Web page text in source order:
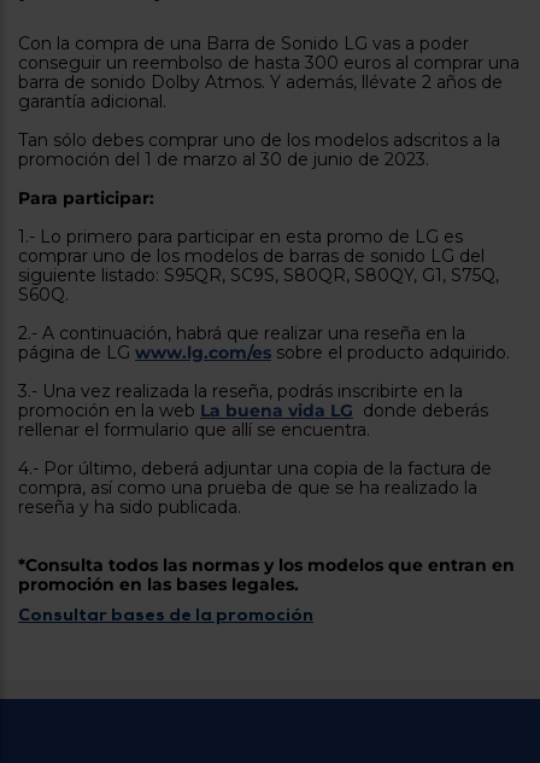
y
con
mejor
de
¿Por
qué
te
pedimos
tu
código
postal?
Productos
con
en 24
horasy/o
los más
cercanos
la entrega
con
propios
tu tienda
Con la compra de una Barra de Sonido LG vas a poder
conseguir un reembolso de hasta 300 euros al comprar una
barra de sonido Dolby Atmos. Y además, llévate 2 años de
garantía adicional.
Tan sólo debes comprar uno de los modelos adscritos a la
promoción del 1 de marzo al 30 de junio de 2023.
Para participar:
1.- Lo primero para participar en esta promo de LG es
comprar uno de los modelos de barras de sonido LG del
siguiente listado: S95QR, SC9S, S80QR, S80QY, G1, S75Q,
S60Q.
2.- A continuación, habrá que realizar una reseña en la
página de LG www.lg.com/es sobre el producto adquirido.
3.- Una vez realizada la reseña, podrás inscribirte en la
promoción en la web La buena vida LG donde deberás
rellenar el formulario que allí se encuentra.
4.- Por último, deberá adjuntar una copia de la factura de
compra, así como una prueba de que se ha realizado la
reseña y ha sido publicada.
*Consulta todos las normas y los modelos que entran en
promoción en las bases legales.
Consultar bases de la promoción